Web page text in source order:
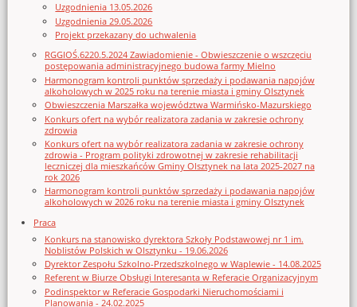
Uzgodnienia 13.05.2026
Uzgodnienia 29.05.2026
Projekt przekazany do uchwalenia
RGGIOŚ.6220.5.2024 Zawiadomienie - Obwieszczenie o wszczęciu
postępowania administracyjnego budowa farmy Mielno
Harmonogram kontroli punktów sprzedaży i podawania napojów
alkoholowych w 2025 roku na terenie miasta i gminy Olsztynek
Obwieszczenia Marszałka województwa Warmińsko-Mazurskiego
Konkurs ofert na wybór realizatora zadania w zakresie ochrony
zdrowia
Konkurs ofert na wybór realizatora zadania w zakresie ochrony
zdrowia - Program polityki zdrowotnej w zakresie rehabilitacji
leczniczej dla mieszkańców Gminy Olsztynek na lata 2025-2027 na
rok 2026
Harmonogram kontroli punktów sprzedaży i podawania napojów
alkoholowych w 2026 roku na terenie miasta i gminy Olsztynek
Praca
Konkurs na stanowisko dyrektora Szkoły Podstawowej nr 1 im.
Noblistów Polskich w Olsztynku - 19.06.2026
Dyrektor Zespołu Szkolno-Przedszkolnego w Waplewie - 14.08.2025
Referent w Biurze Obsługi Interesanta w Referacie Organizacyjnym
Podinspektor w Referacie Gospodarki Nieruchomościami i
Planowania - 24.02.2025